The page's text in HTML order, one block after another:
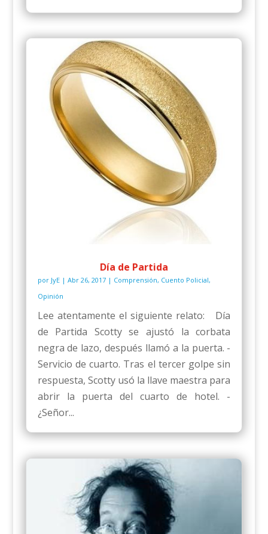
Día de Partida
por JyE| Abr 26, 2017| Comprensión, Cuento Policial,
Opinión
Lee atentamente el siguiente relato: Día
de Partida Scotty se ajustó la corbata
negra de lazo, después llamó a la puerta. -
Servicio de cuarto. Tras el tercer golpe sin
respuesta, Scotty usó la llave maestra para
abrir la puerta del cuarto de hotel. -
¿Señor...